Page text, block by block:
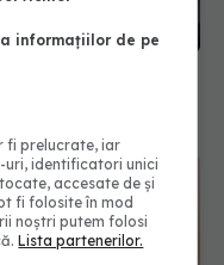
deschiși.
nocturne
informațiilor de pe
fi prelucrate, iar
identificatori unici
accesate de și
fi folosite în mod
noștri putem folosi
Lista partenerilor.